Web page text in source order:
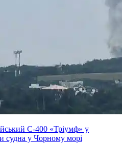
С-400 «Тріумф» у
судна у Чорному морі